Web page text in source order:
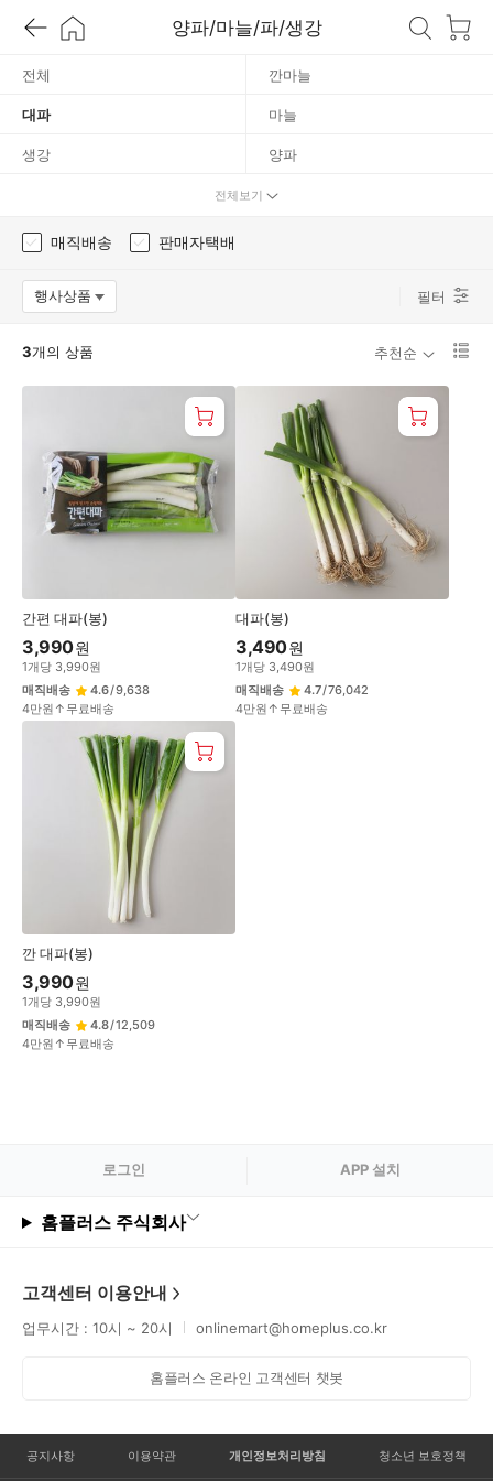
양파/마늘/파/생강
전체 깐마늘
대파 마늘
생강 양파
전체보기
매직배송 판매자택배
행사상품옵션팝업 열기 필터
3개의 상품 추천순
간편 대파(봉)
3,990원
1개당 3,990원
매직배송
4.6/9,638
4만원↑무료배송
대파(봉)
3,490원
1개당 3,490원
매직배송
4.7/76,042
4만원↑무료배송
깐 대파(봉)
3,990원
1개당 3,990원
매직배송
4.8/12,509
4만원↑무료배송
로그인 APP 설치
홈플러스 주식회사
고객센터 이용안내
업무시간 : 10시 ~ 20시 onlinemart@homeplus.co.kr
홈플러스 온라인 고객센터 챗봇
공지사항 이용약관 개인정보처리방침 청소년 보호정책